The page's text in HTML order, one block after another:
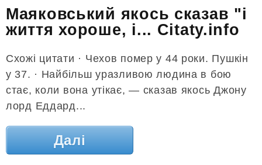
Маяковський якось сказав "і
життя хороше, і... Citaty.info
Схожі цитати · Чехов помер у 44 роки. Пушкін
у 37. · Найбільш уразливою людина в бою
стає, коли вона утікає, — сказав якось Джону
лорд Еддард...
Далі